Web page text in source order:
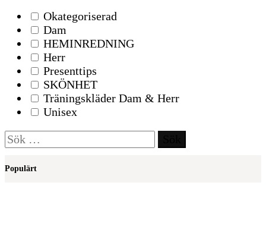
Okategoriserad
Dam
HEMINREDNING
Herr
Presenttips
SKÖNHET
Träningskläder Dam & Herr
Unisex
Sök
efter:
Populärt